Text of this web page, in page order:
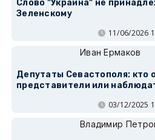
Слово "Украина" не
Зеленскому
11/06/2026
Иван Ермаков
Депутаты Севастополя: кто
представители или
03/12/2025
Владимир